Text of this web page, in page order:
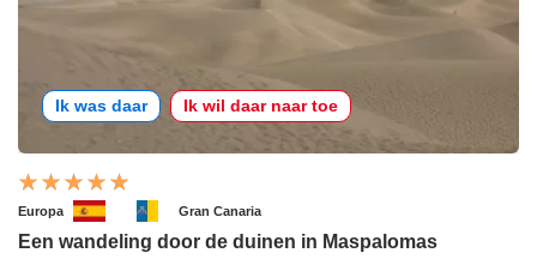
Ik was daar Ik wil daar naar toe
Europa Gran Canaria
Een wandeling door de duinen in Maspalomas